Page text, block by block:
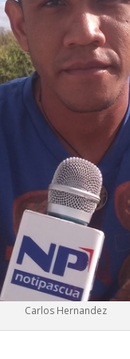
Carlos Hernandez